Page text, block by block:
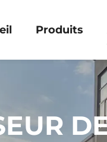
Produits